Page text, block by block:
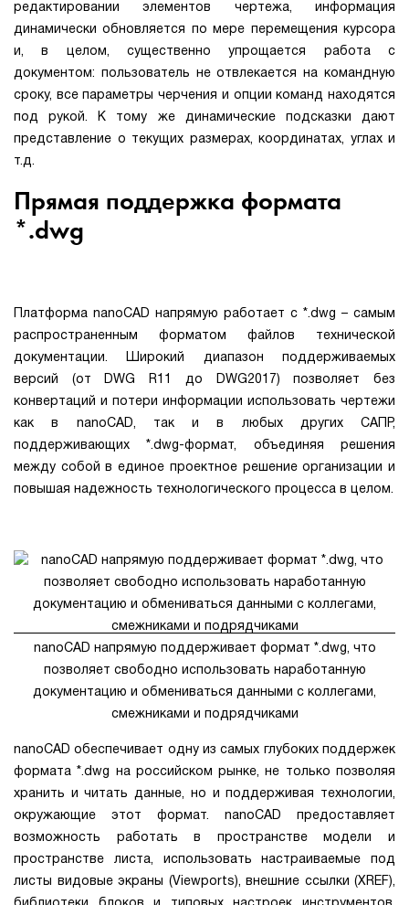
редактировании элементов чертежа, информация
динамически обновляется по мере перемещения курсора
и, в целом, существенно упрощается работа с
документом: пользователь не отвлекается на командную
сроку, все параметры черчения и опции команд находятся
под рукой. К тому же динамические подсказки дают
представление о текущих размерах, координатах, углах и
т.д.
Прямая поддержка формата
*.dwg
Платформа nanoCAD напрямую работает с *.dwg – самым
распространенным форматом файлов технической
документации. Широкий диапазон поддерживаемых
версий (от DWG R11 до DWG2017) позволяет без
конвертаций и потери информации использовать чертежи
как в nanoCAD, так и в любых других САПР,
поддерживающих *.dwg-формат, объединяя решения
между собой в единое проектное решение организации и
повышая надежность технологического процесса в целом.
nanoCAD напрямую поддерживает формат *.dwg, что
позволяет свободно использовать наработанную
документацию и обмениваться данными с коллегами,
смежниками и подрядчиками
nanoCAD обеспечивает одну из самых глубоких поддержек
формата *.dwg на российском рынке, не только позволяя
хранить и читать данные, но и поддерживая технологии,
окружающие этот формат. nanoCAD предоставляет
возможность работать в пространстве модели и
пространстве листа, использовать настраиваемые под
листы видовые экраны (Viewports), внешние ссылки (XREF),